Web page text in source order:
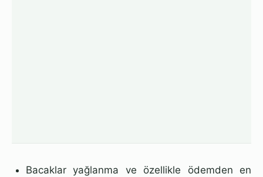
Bacaklar yağlanma ve özellikle ödemden en